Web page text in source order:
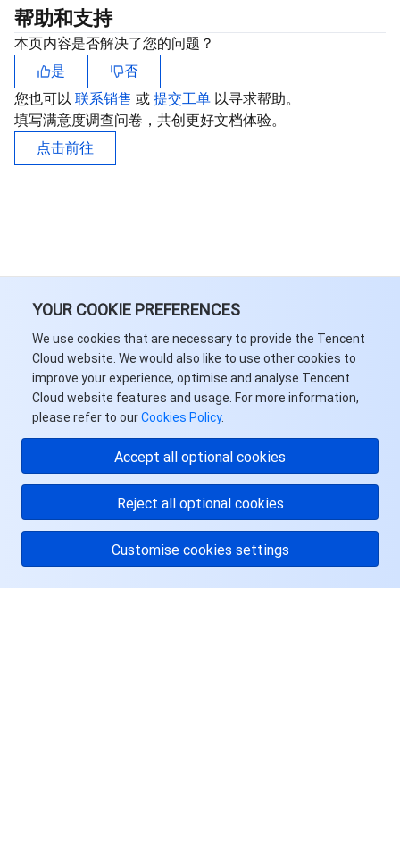
YOUR COOKIE PREFERENCES
We use cookies that are necessary to provide the Tencent
Cloud website. We would also like to use other cookies to
improve your experience, optimise and analyse Tencent
Cloud website features and usage. For more information,
please refer to ourCookies Policy.
Accept all optional cookies
Reject all optional cookies
Customise cookies settings
帮助和支持
本页内容是否解决了您的问题？
是
否
您也可以 联系销售 或 提交工单 以寻求帮助。
填写满意度调查问卷，共创更好文档体验。
点击前往